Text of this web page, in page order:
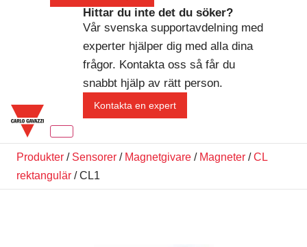
Hittar du inte det du söker?
Vår svenska supportavdelning med
experter hjälper dig med alla dina
frågor. Kontakta oss så får du
snabbt hjälp av rätt person.
Kontakta en expert
Produkter / Sensorer / Magnetgivare / Magneter /CL
rektangulär / CL1